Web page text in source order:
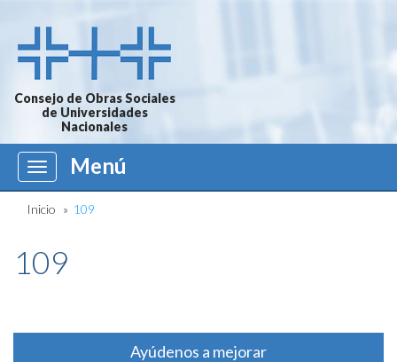
Consejo de Obras Sociales
de Universidades
Nacionales
Menú
Menú
Inicio » 109
109
Ayúdenos a mejorar